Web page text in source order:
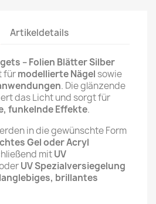
Artikeldetails
– Folien Blätter Silber
fürmodellierte Nägel sowie
. Die glänzende
das Licht und sorgt für
funkelnde Effekte.
in die gewünschte Form
Gel oder Acryl
mitUV
UV Spezialversiegelung
langlebiges, brillantes